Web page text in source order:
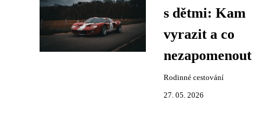
s dětmi: Kam
vyrazit a co
nezapomenout
Rodinné cestování
27. 05. 2026